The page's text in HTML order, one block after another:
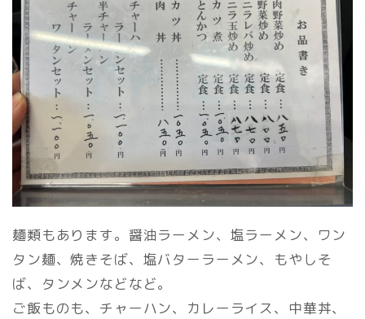
麺類もあります。醤油ラーメン、塩ラーメン、ワン
タン麺、焼きそば、塩バターラーメン、もやしそ
ば、タンメンなどなど。
ご飯ものも、チャーハン、カレーライス、中華丼、